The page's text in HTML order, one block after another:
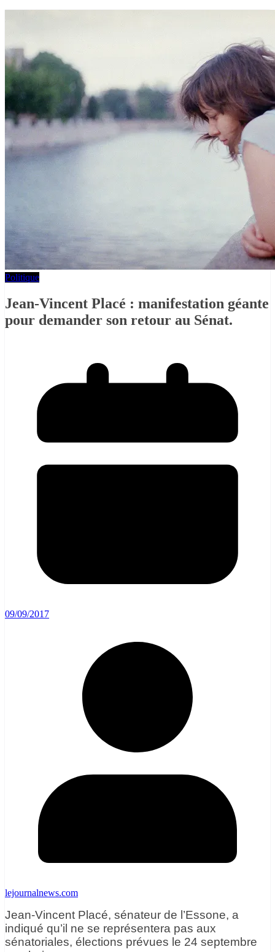
Politique
Jean-Vincent Placé : manifestation géante
pour demander son retour au Sénat.
09/09/2017
lejournalnews.com
Jean-Vincent Placé, sénateur de l’Essone, a
indiqué qu’il ne se représentera pas aux
sénatoriales, élections prévues le 24 septembre